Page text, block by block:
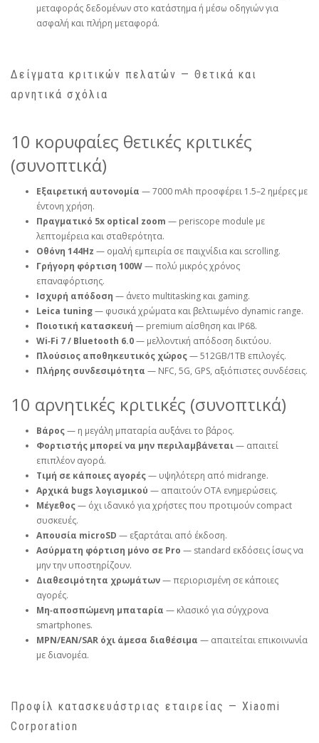
μεταφοράς δεδομένων στο κατάστημα ή μέσω οδηγιών για
ασφαλή και πλήρη μεταφορά.
Δείγματα κριτικών πελατών — Θετικά και
αρνητικά σχόλια
10 κορυφαίες θετικές κριτικές
(συνοπτικά)
Εξαιρετική αυτονομία — 7000 mAh προσφέρει 1.5–2 ημέρες με
έντονη χρήση.
Πραγματικό 5x optical zoom — periscope module με
λεπτομέρεια και σταθερότητα.
Οθόνη 144Hz — ομαλή εμπειρία σε παιχνίδια και scrolling.
Γρήγορη φόρτιση 100W— πολύ μικρός χρόνος
επαναφόρτισης.
Ισχυρή απόδοση — άνετο multitasking και gaming.
Leica tuning— φυσικά χρώματα και βελτιωμένο dynamic range.
Ποιοτική κατασκευή — premium αίσθηση και IP68.
Wi‑Fi 7 / Bluetooth 6.0— μελλοντική απόδοση δικτύου.
Πλούσιος αποθηκευτικός χώρος— 512GB/1TB επιλογές.
Πλήρης συνδεσιμότητα — NFC, 5G, GPS, αξιόπιστες συνδέσεις.
10 αρνητικές κριτικές (συνοπτικά)
Βάρος— η μεγάλη μπαταρία αυξάνει το βάρος.
Φορτιστής μπορεί να μην περιλαμβάνεται— απαιτεί
επιπλέον αγορά.
Τιμή σε κάποιες αγορές— υψηλότερη από midrange.
Αρχικά bugs λογισμικού — απαιτούν OTA ενημερώσεις.
Μέγεθος— όχι ιδανικό για χρήστες που προτιμούν compact
συσκευές.
Απουσία microSD — εξαρτάται από έκδοση.
Ασύρματη φόρτιση μόνο σε Pro — standard εκδόσεις ίσως να
μην την υποστηρίζουν.
Διαθεσιμότητα χρωμάτων— περιορισμένη σε κάποιες
αγορές.
Μη‑αποσπώμενη μπαταρία — κλασικό για σύγχρονα
smartphones.
MPN/EAN/SAR όχι άμεσα διαθέσιμα — απαιτείται επικοινωνία
με διανομέα.
Προφίλ κατασκευάστριας εταιρείας — Xiaomi
Corporation